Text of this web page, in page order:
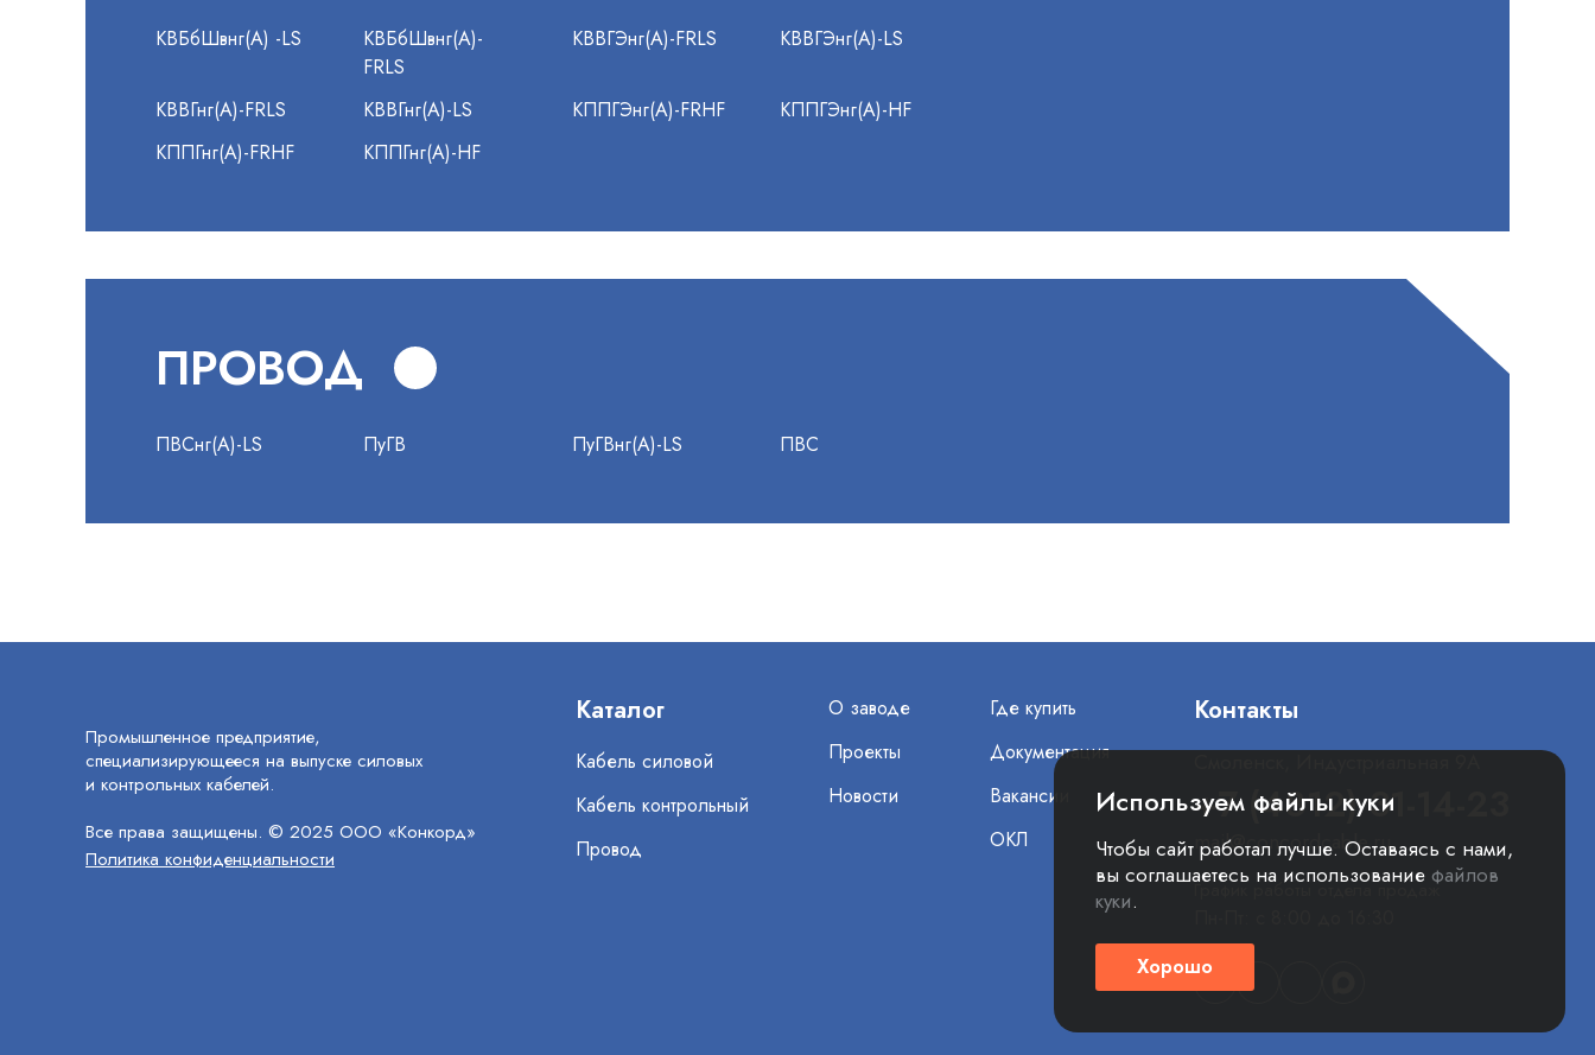
КВБбШвнг(А) -LS
КВБбШвнг(А)-
FRLS
КВВГЭнг(А)-FRLS КВВГЭнг(А)-LS
КВВГнг(А)-FRLS КВВГнг(А)-LS КППГЭнг(А)-FRHF
КППГЭнг(А)-HF
КППГнг(А)-FRHF
КППГнг(А)-HF
ПРОВОД
ПВСнг(А)-LS ПуГВ ПуГВнг(А)-LS ПВС
Промышленное предприятие,
специализирующееся на выпуске силовых
и контрольных кабелей.
Все права защищены. © 2025 ООО «Конкорд»
Политика конфиденциальности
Каталог
Кабель силовой
Кабель контрольный
Провод
О заводе
Проекты
Новости
Где купить
Документация
Вакансии
ОКЛ
Контакты
+7 (4812) 31-14-23
mail@concordcable.ru
График работы отдела продаж
Используем файлы куки
Чтобы сайт работал лучше. Оставаясь с нами,
вы соглашаетесь на использование файлов
куки.
Хорошо